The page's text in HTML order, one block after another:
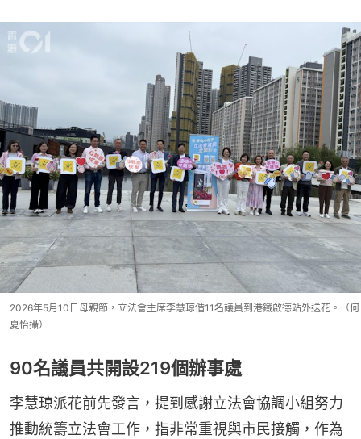
2026年5月10日母親節，立法會主席李慧琼偕11名議員到港鐵啟德站外送花。（何
夏怡攝）
90名議員共開設219個辦事處
李慧琼派花前先發言，提到感謝立法會協調小組努力
推動統籌立法會工作，指非常重視與市民接觸，作為